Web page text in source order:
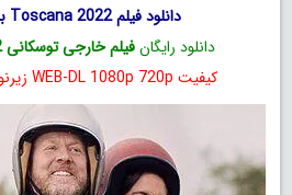
دانلود فیلم Toscana 2022 با لینک مستقیم
دانلود رایگانفیلم خارجی توسکانی 2022
کیفیت WEB-DL 1080p 720p زیرنویس فارسی چسبیده